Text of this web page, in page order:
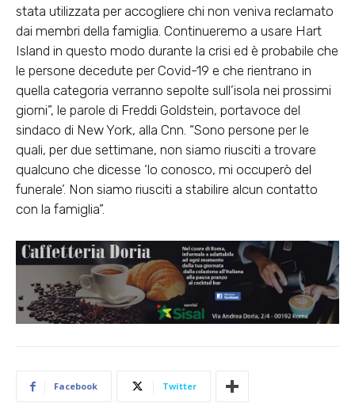
stata utilizzata per accogliere chi non veniva reclamato
dai membri della famiglia. Continueremo a usare Hart
Island in questo modo durante la crisi ed è probabile che
le persone decedute per Covid-19 e che rientrano in
quella categoria verranno sepolte sull’isola nei prossimi
giorni”, le parole di Freddi Goldstein, portavoce del
sindaco di New York, alla Cnn. “Sono persone per le
quali, per due settimane, non siamo riusciti a trovare
qualcuno che dicesse ‘lo conosco, mi occuperò del
funerale’. Non siamo riusciti a stabilire alcun contatto
con la famiglia”.
Facebook Twitter